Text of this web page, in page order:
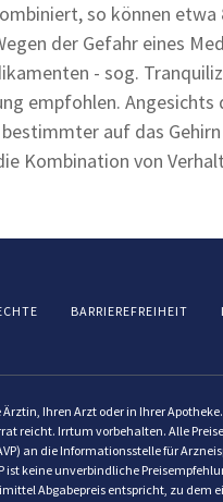
so können
der Gefahr eines
- sog.
empfohlen.
auf das
Kombination von
BARRIEREFREIHEIT
Ihren Arzt oder in Ihrer
reicht. Irrtum vorbehalten. Alle
an die Informationsstelle für
keine unverbindliche
Abgabepreis entspricht, zu